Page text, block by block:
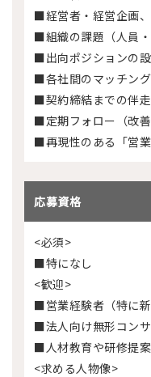
■経営者・経営企画
■組織の課題（人員
■出向ポジションの設
■各社間のマッチン
■契約締結までの伴走
■定期フォロー（改善
■再現性のある「営
応募資格
<必須>
■特になし
<歓迎>
■営業経験者（特に新
■法人向け無形コン
■人材教育や研修提
<求める人物像>